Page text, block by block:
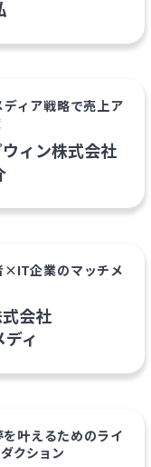
ィア戦略で売上ア
ィン株式会社
×IT企業のマッチメ
会社
ィ
叶えるためのライ
クション